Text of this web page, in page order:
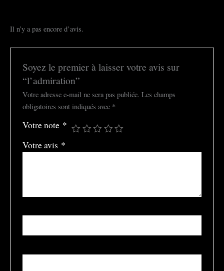
Il n’y a pas encore d’avis.
Soyez le premier à laisser votre avis sur
“l’admiration”
Votre adresse e-mail ne sera pas publiée. Les champs
obligatoires sont indiqués avec *
Votre note *
Votre avis *